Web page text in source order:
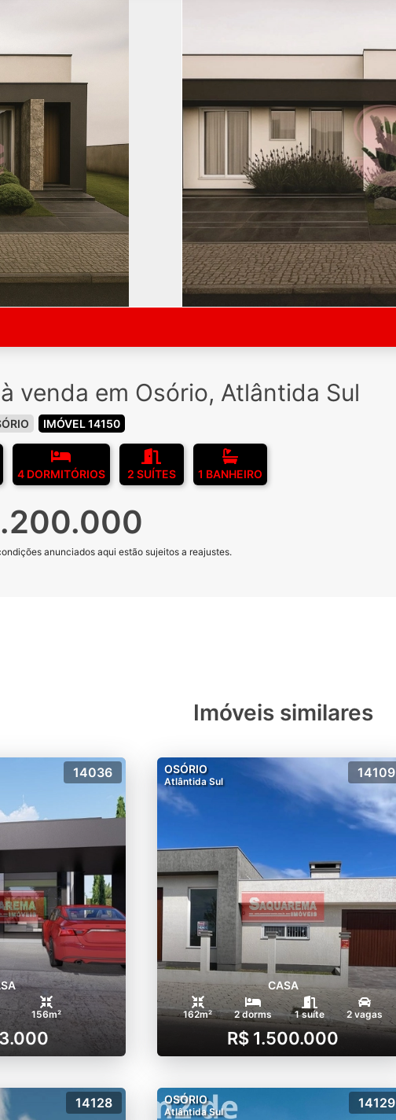
venda em Osório, Atlântida Sul
IMÓVEL 14150
4 DORMITÓRIOS 2 SUÍTES 1 BANHEIRO
anunciados aqui estão sujeitos a reajustes.
Imóveis similares
14036
156m²
OSÓRIO
Atlântida Sul
14109
CASA
162m² 2 dorms 1 suíte 2 vagas
R$ 1.500.000
14128 OSÓRIO
Atlântida Sul
14129